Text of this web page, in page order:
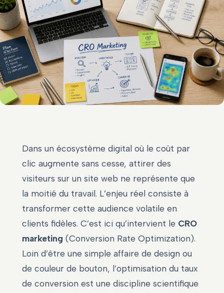
Dans un écosystème digital où le coût par
clic augmente sans cesse, attirer des
visiteurs sur un site web ne représente que
la moitié du travail. L’enjeu réel consiste à
transformer cette audience volatile en
clients fidèles. C’est ici qu’intervient le CRO
marketing (Conversion Rate Optimization).
Loin d’être une simple affaire de design ou
de couleur de bouton, l’optimisation du taux
de conversion est une discipline scientifique